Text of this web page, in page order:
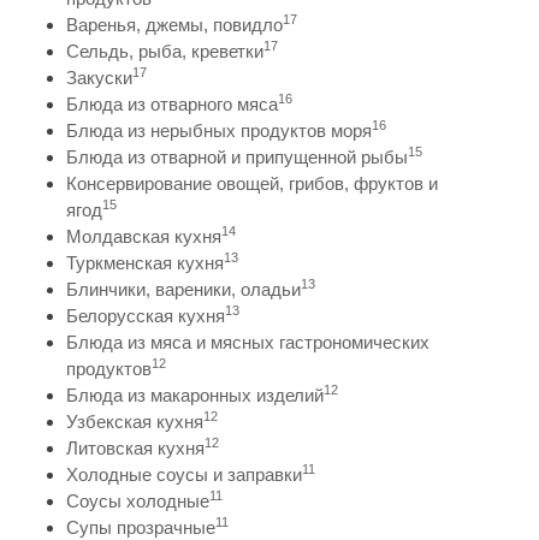
Варенья, джемы, повидло17
Сельдь, рыба, креветки17
Закуски17
Блюда из отварного мяса16
Блюда из нерыбных продуктов моря16
Блюда из отварной и припущенной рыбы15
Консервирование овощей, грибов, фруктов и
ягод15
Молдавская кухня14
Туркменская кухня13
Блинчики, вареники, оладьи13
Белорусская кухня13
Блюда из мяса и мясных гастрономических
продуктов12
Блюда из макаронных изделий12
Узбекская кухня12
Литовская кухня12
Холодные соусы и заправки11
Соусы холодные11
Супы прозрачные11